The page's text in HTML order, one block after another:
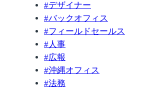
#デザイナー
#バックオフィス
#フィールドセールス
#人事
#広報
#沖縄オフィス
#法務